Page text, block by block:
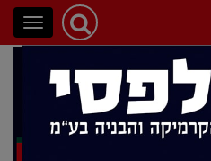
פתיחת
ניווט